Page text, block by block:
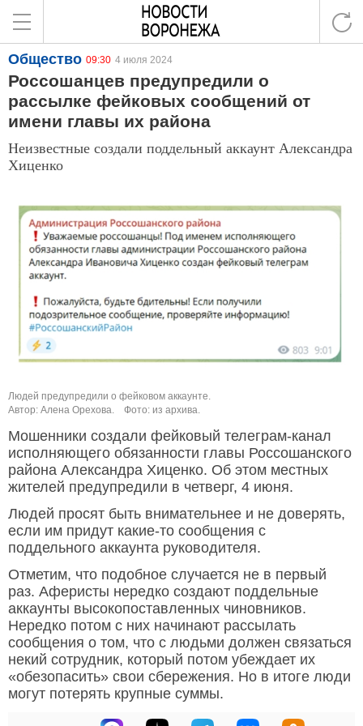
Общество 09:30 4 июля 2024
Россошанцев предупредили о
рассылке фейковых сообщений от
имени главы их района
Неизвестные создали поддельный аккаунт Александра
Хиценко
Людей предупредили о фейковом аккаунте.
Автор: Алена Орехова.
Фото: из архива.
Мошенники создали фейковый телеграм-канал
исполняющего обязанности главы Россошанского
района Александра Хиценко. Об этом местных
жителей предупредили в четверг, 4 июня.
Людей просят быть внимательнее и не доверять,
если им придут какие-то сообщения с
поддельного аккаунта руководителя.
Отметим, что подобное случается не в первый
раз. Аферисты нередко создают поддельные
аккаунты высокопоставленных чиновников.
Нередко потом с них начинают рассылать
сообщения о том, что с людьми должен связаться
некий сотрудник, который потом убеждает их
«обезопасить» свои сбережения. Но в итоге люди
могут потерять крупные суммы.